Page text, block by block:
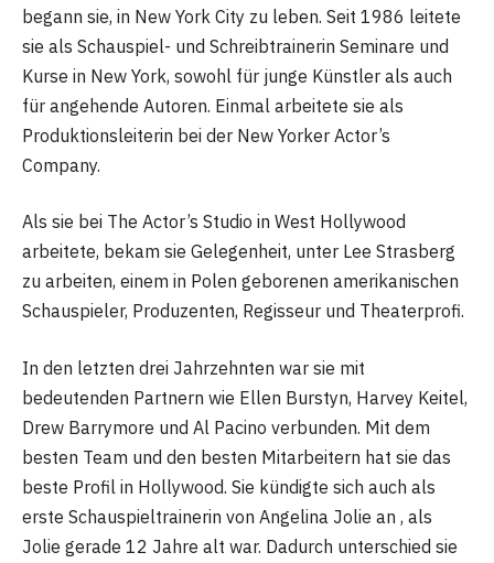
begann sie, in New York City zu leben. Seit 1986 leitete
sie als Schauspiel- und Schreibtrainerin Seminare und
Kurse in New York, sowohl für junge Künstler als auch
für angehende Autoren. Einmal arbeitete sie als
Produktionsleiterin bei der New Yorker Actor’s
Company.
Als sie bei The Actor’s Studio in West Hollywood
arbeitete, bekam sie Gelegenheit, unter Lee Strasberg
zu arbeiten, einem in Polen geborenen amerikanischen
Schauspieler, Produzenten, Regisseur und Theaterprofi.
In den letzten drei Jahrzehnten war sie mit
bedeutenden Partnern wie Ellen Burstyn, Harvey Keitel,
Drew Barrymore und Al Pacino verbunden. Mit dem
besten Team und den besten Mitarbeitern hat sie das
beste Profil in Hollywood. Sie kündigte sich auch als
erste Schauspieltrainerin von Angelina Jolie an , als
Jolie gerade 12 Jahre alt war. Dadurch unterschied sie